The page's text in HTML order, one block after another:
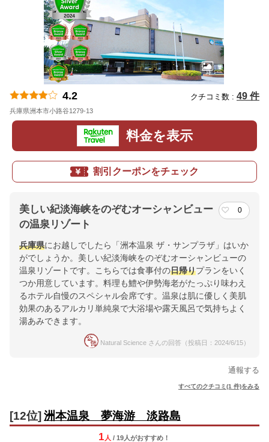
4.2 クチコミ数 : 49 件
兵庫県洲本市小路谷1279-13
料金を表示
割引クーポンをチェック
美しい紀淡海峡をのぞむオーシャンビュー
の温泉リゾート
0
兵庫県にお越しでしたら「洲本温泉 ザ・サンプラザ」はいか
がでしょうか。美しい紀淡海峡をのぞむオーシャンビューの
温泉リゾートです。こちらでは食事付の日帰りプランをいく
つか用意しています。料理も鱧や伊勢海老がたっぷり味わえ
るホテル自慢のスペシャル会席です。温泉は肌に優しく美肌
効果のあるアルカリ単純泉で大浴場や露天風呂で気持ちよく
湯あみできます。
Natural Science さんの回答（投稿日：2024/6/15）
通報する
すべてのクチコミ(1 件)をみる
[12位] 洲本温泉 夢海游 淡路島
1 人 / 19人がおすすめ！